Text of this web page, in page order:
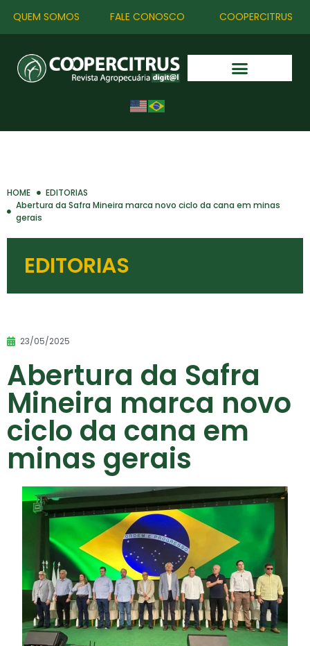
QUEM SOMOS FALE CONOSCO COOPERCITRUS
HOME
EDITORIAS
Abertura da Safra Mineira marca novo ciclo da cana em minas
gerais
EDITORIAS
23/05/2025
Abertura da Safra
Mineira marca novo
ciclo da cana em
minas gerais